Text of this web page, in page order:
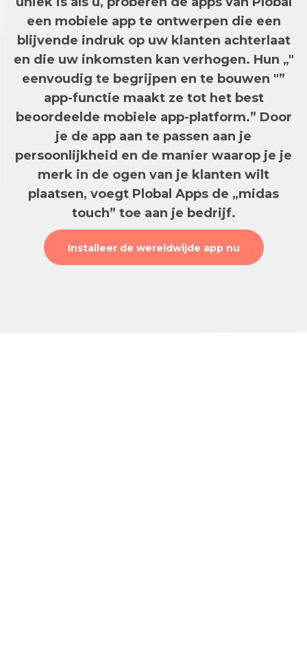
een mobiele app te ontwerpen die een
blijvende indruk op uw klanten achterlaat
en die uw inkomsten kan verhogen. Hun „"
eenvoudig te begrijpen en te bouwen "”
app-functie maakt ze tot het best
beoordeelde mobiele app-platform.” Door
je de app aan te passen aan je
persoonlijkheid en de manier waarop je je
merk in de ogen van je klanten wilt
plaatsen, voegt Plobal Apps de „midas
touch” toe aan je bedrijf.
Installeer de wereldwijde app nu